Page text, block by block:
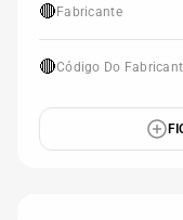
🔴 Fabricante
🔴Código Do